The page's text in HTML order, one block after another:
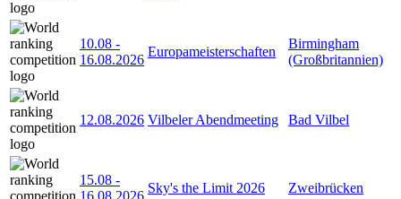
10.08 -
16.08.2026
Europameisterschaften
Birmingham
(Großbritannien)
12.08.2026 Vilbeler Abendmeeting Bad Vilbel
15.08 -
16.08.2026
Sky's the Limit 2026 Zweibrücken